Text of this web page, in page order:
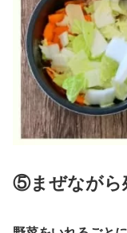
⑤まぜながら